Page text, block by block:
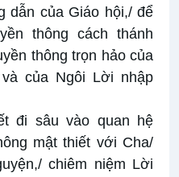
dẫn của Giáo hội,/ để
thông cách thánh
thông trọn hảo của
của Ngôi Lời nhập
đi sâu vào quan hệ
mật thiết với Cha/
chiêm niệm Lời